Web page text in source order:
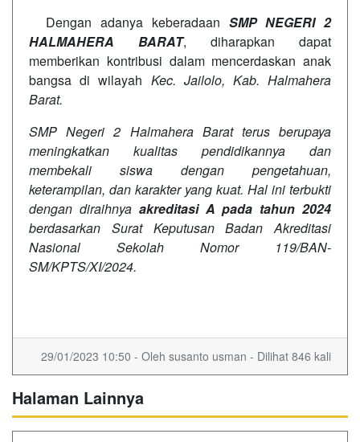
Dengan adanya keberadaan SMP NEGERI 2
HALMAHERA BARAT, diharapkan dapat
memberikan kontribusi dalam mencerdaskan anak
bangsa di wilayah Kec. Jailolo, Kab. Halmahera
Barat.
SMP Negeri 2 Halmahera Barat terus berupaya
meningkatkan kualitas pendidikannya dan
membekali siswa dengan pengetahuan,
keterampilan, dan karakter yang kuat. Hal ini terbukti
dengan diraihnyaakreditasi A pada tahun 2024
berdasarkan Surat Keputusan Badan Akreditasi
Nasional Sekolah Nomor 119/BAN-
SM/KPTS/XI/2024.
29/01/2023 10:50 - Oleh susanto usman - Dilihat 846 kali
Halaman Lainnya